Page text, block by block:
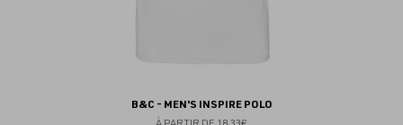
B&C - MEN'S INSPIRE POLO